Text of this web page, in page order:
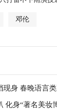
邓伦
身 春晚语言类
化身“著名美妆